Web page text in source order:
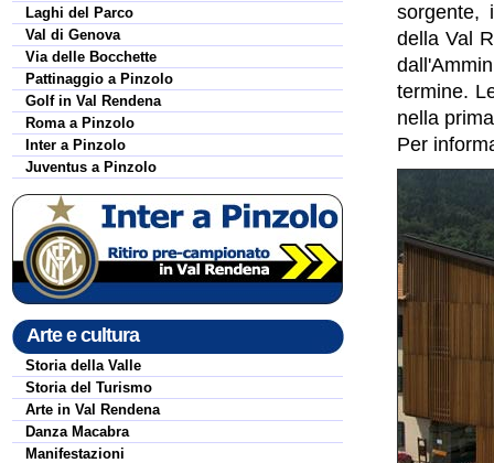
Laghi del Parco
Val di Genova
Via delle Bocchette
Pattinaggio a Pinzolo
Golf in Val Rendena
Roma a Pinzolo
Inter a Pinzolo
Juventus a Pinzolo
Arte e cultura
Storia della Valle
Storia del Turismo
Arte in Val Rendena
Danza Macabra
Manifestazioni
sorgente,
della Val
termine.
nella
Per